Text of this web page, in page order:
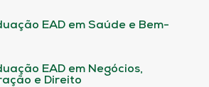
EAD em Saúde e Bem-
EAD em Negócios,
e Direito